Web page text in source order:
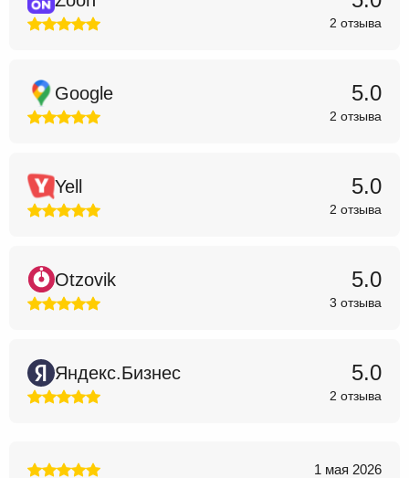
2 отзыва
Google 5.0
2 отзыва
Yell 5.0
2 отзыва
Otzovik 5.0
3 отзыва
Яндекс.Бизнес 5.0
2 отзыва
1 мая 2026